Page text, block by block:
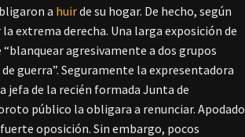
a huirde su hogar. De hecho, según
extrema derecha. Una larga exposición de
agresivamente a dos grupos
guerra”. Seguramente la expresentadora
jefa de la recién formada Junta de
público la obligara a renunciar. Apodado
oposición. Sin embargo, pocos